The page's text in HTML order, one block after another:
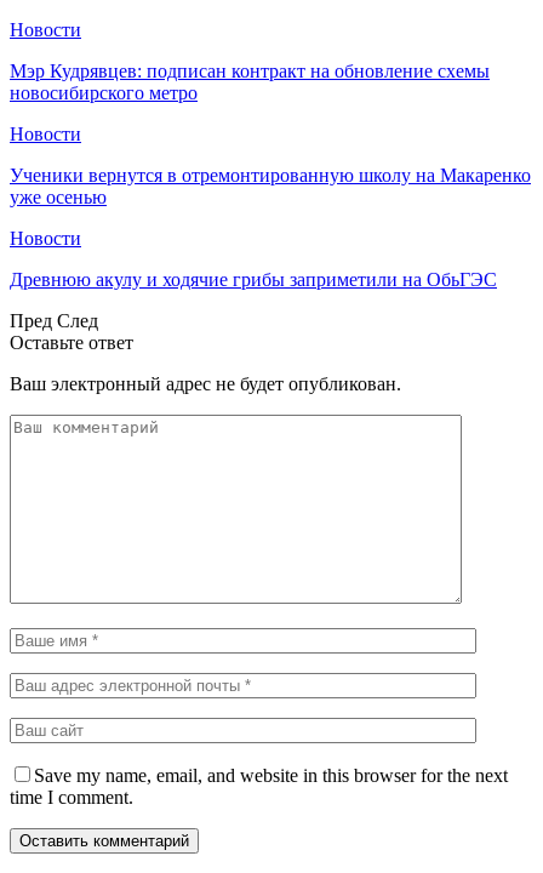
Новости
Мэр Кудрявцев: подписан контракт на обновление схемы
новосибирского метро
Новости
Ученики вернутся в отремонтированную школу на Макаренко
уже осенью
Новости
Древнюю акулу и ходячие грибы заприметили на ОбьГЭС
Пред След
Оставьте ответ
Ваш электронный адрес не будет опубликован.
Save my name, email, and website in this browser for the next
time I comment.